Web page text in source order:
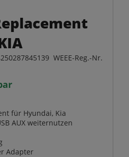
WEEE-Reg.-Nr.
für Hyundai, Kia
AUX weiternutzen
Adapter